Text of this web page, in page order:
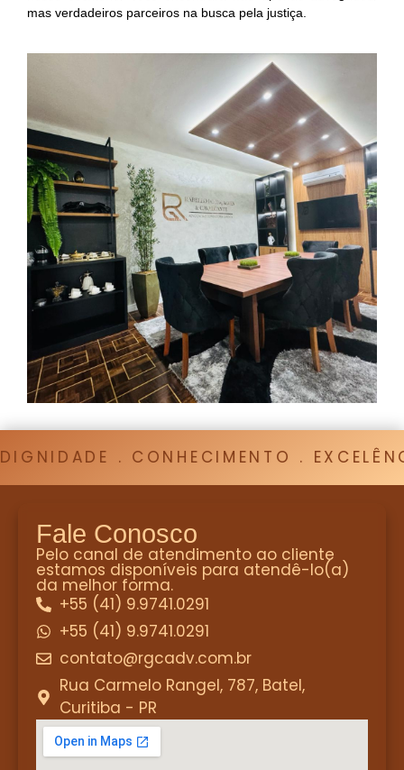
mas verdadeiros parceiros na busca pela justiça.
. CONHECIMENTO .
Fale Conosco
Pelo canal de atendimento ao cliente
estamos disponíveis para atendê-lo(a)
da melhor forma.
+55 (41) 9.9741.0291
+55 (41) 9.9741.0291
contato@rgcadv.com.br
Rua Carmelo Rangel, 787, Batel,
Curitiba - PR